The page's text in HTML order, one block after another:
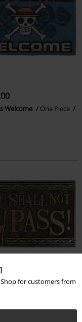
for customers from
Welcome
One Piece